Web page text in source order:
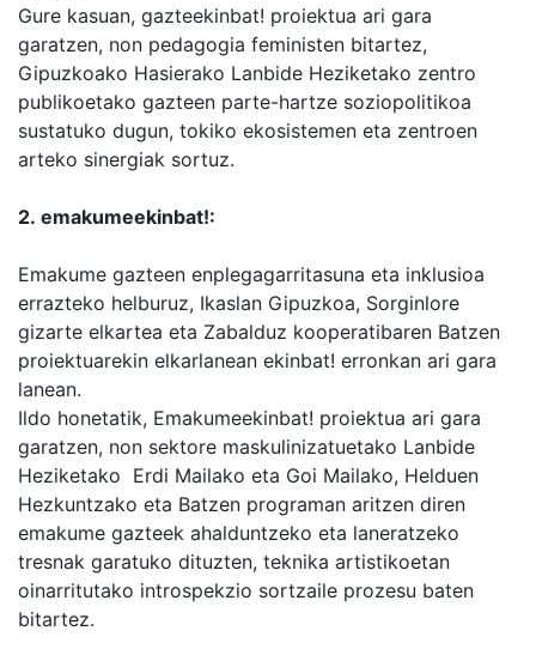
Gure kasuan, gazteekinbat! proiektua ari gara
garatzen, non pedagogia feministen bitartez,
Gipuzkoako Hasierako Lanbide Heziketako zentro
publikoetako gazteen parte-hartze soziopolitikoa
sustatuko dugun, tokiko ekosistemen eta zentroen
arteko sinergiak sortuz.
2. emakumeekinbat!:
Emakume gazteen enplegagarritasuna eta inklusioa
errazteko helburuz, Ikaslan Gipuzkoa, Sorginlore
gizarte elkartea eta Zabalduz kooperatibaren Batzen
proiektuarekin elkarlanean ekinbat! erronkan ari gara
lanean.
Ildo honetatik, Emakumeekinbat! proiektua ari gara
garatzen, non sektore maskulinizatuetako Lanbide
Heziketako Erdi Mailako eta Goi Mailako, Helduen
Hezkuntzako eta Batzen programan aritzen diren
emakume gazteek ahalduntzeko eta laneratzeko
tresnak garatuko dituzten, teknika artistikoetan
oinarritutako introspekzio sortzaile prozesu baten
bitartez.